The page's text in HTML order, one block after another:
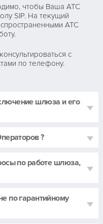
чтобы Ваша АТС
SIP. На текущий
АТС
с
по телефону.
шлюза и его
?
по работе шлюза,
по гарантийному